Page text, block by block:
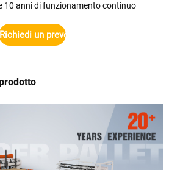
10 anni di funzionamento continuo
Richiedi un preventivo